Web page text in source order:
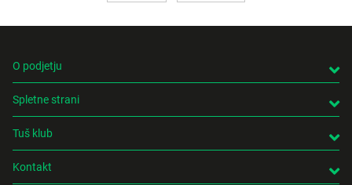
O podjetju
Spletne strani
Tuš klub
Kontakt